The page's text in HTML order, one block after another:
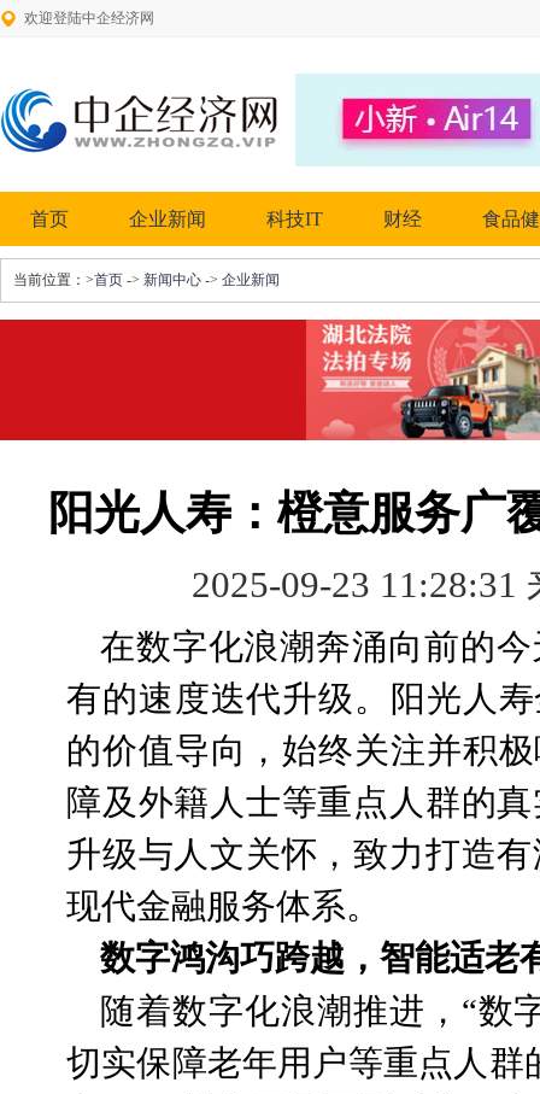
欢迎登陆中企经济网
首页 企业新闻 科技IT 财经 食品
当前位置： >首页 -> 新闻中心 -> 企业新闻
阳光人寿：橙意服务广
2025-09-23 11:28:31
在数字化浪潮奔涌向前的
有的速度迭代升级。阳光人
的价值导向，始终关注并积
障及外籍人士等重点人群的
升级与人文关怀，致力打造
现代金融服务体系。
数字鸿沟巧跨越，智能适老
随着数字化浪潮推进，“数
切实保障老年用户等重点人群